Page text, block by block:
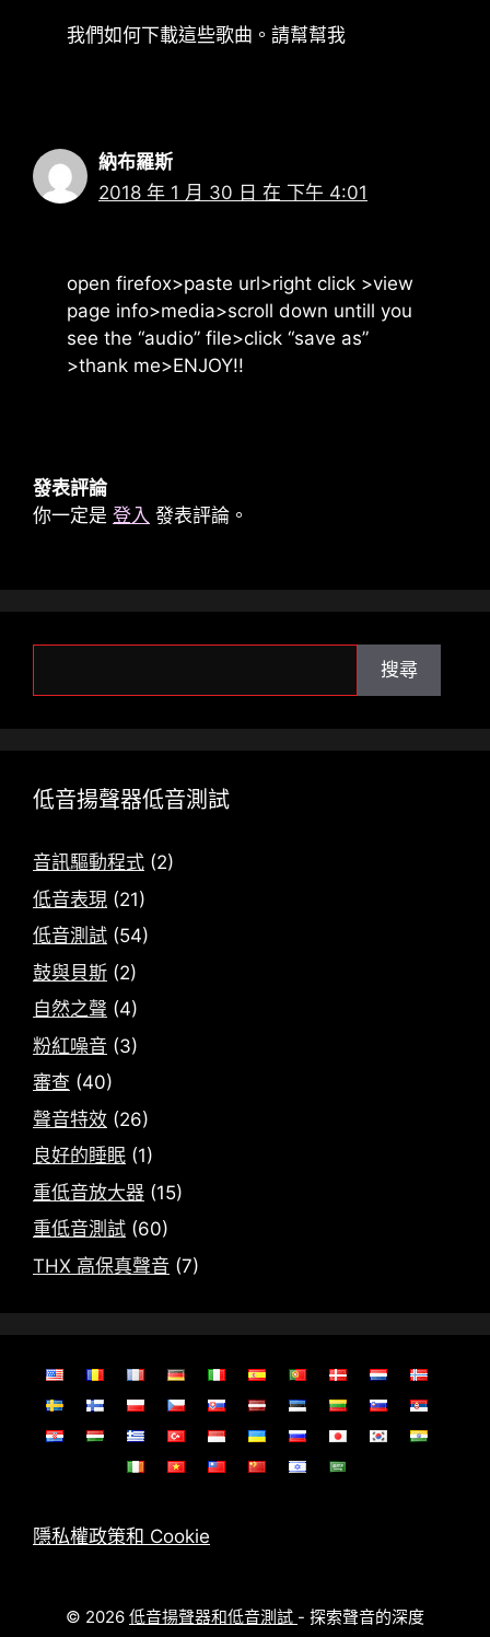
我們如何下載這些歌曲。請幫幫我
納布羅斯
2018 年 1 月 30 日 在 下午 4:01
open firefox>paste url>right click >view
page info>media>scroll down untill you
see the “audio” file>click “save as”
>thank me>ENJOY!!
發表評論
你一定是 登入 發表評論。
搜尋
低音揚聲器低音測試
音訊驅動程式 (2)
低音表現 (21)
低音測試 (54)
鼓與貝斯 (2)
自然之聲 (4)
粉紅噪音 (3)
審查 (40)
聲音特效 (26)
良好的睡眠 (1)
重低音放大器 (15)
重低音測試 (60)
THX 高保真聲音 (7)
隱私權政策和 Cookie
© 2026 低音揚聲器和低音測試 - 探索聲音的深度